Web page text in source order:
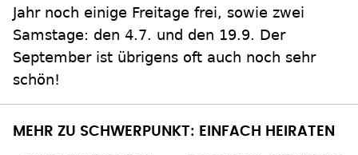
Jahr noch einige Freitage frei, sowie zwei
Samstage: den 4.7. und den 19.9. Der
September ist übrigens oft auch noch sehr
schön!
MEHR ZU SCHWERPUNKT: EINFACH HEIRATEN